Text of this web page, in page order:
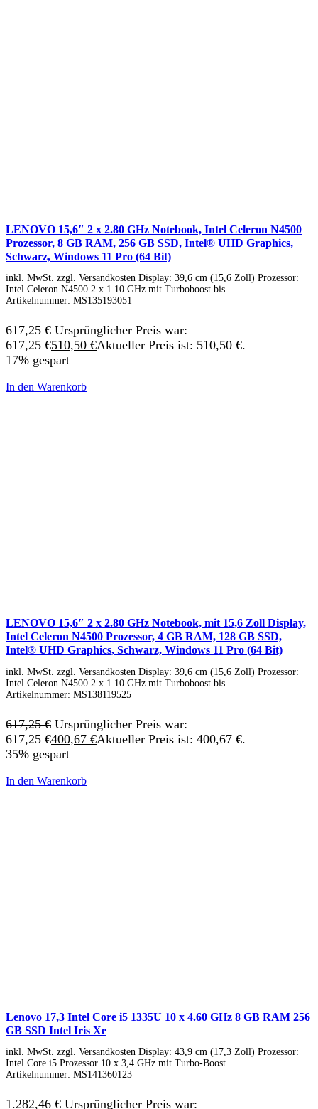
LENOVO 15,6″ 2 x 2.80 GHz Notebook, Intel Celeron N4500
Prozessor, 8 GB RAM, 256 GB SSD, Intel® UHD Graphics,
Schwarz, Windows 11 Pro (64 Bit)
inkl. MwSt. zzgl. Versandkosten Display: 39,6 cm (15,6 Zoll) Prozessor:
Intel Celeron N4500 2 x 1.10 GHz mit Turboboost bis…
Artikelnummer: MS135193051
617,25€ Ursprünglicher Preis war:
617,25 €510,50 €Aktueller Preis ist: 510,50 €.
17% gespart
In den Warenkorb
LENOVO 15,6″ 2 x 2.80 GHz Notebook, mit 15,6 Zoll Display,
Intel Celeron N4500 Prozessor, 4 GB RAM, 128 GB SSD,
Intel® UHD Graphics, Schwarz, Windows 11 Pro (64 Bit)
inkl. MwSt. zzgl. Versandkosten Display: 39,6 cm (15,6 Zoll) Prozessor:
Intel Celeron N4500 2 x 1.10 GHz mit Turboboost bis…
Artikelnummer: MS138119525
617,25€ Ursprünglicher Preis war:
617,25 €400,67 €Aktueller Preis ist: 400,67 €.
35% gespart
In den Warenkorb
Lenovo 17,3 Intel Core i5 1335U 10 x 4.60 GHz 8 GB RAM 256
GB SSD Intel Iris Xe
inkl. MwSt. zzgl. Versandkosten Display: 43,9 cm (17,3 Zoll) Prozessor:
Intel Core i5 Prozessor 10 x 3,4 GHz mit Turbo-Boost…
Artikelnummer: MS141360123
1.282,46€ Ursprünglicher Preis war: